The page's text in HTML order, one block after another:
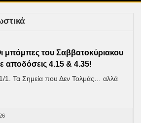
μπόμπες του Σαββατοκύριακου
αποδόσεις 4.15 & 4.35!
1. Τα Σημεία που Δεν Τολμάς… αλλά